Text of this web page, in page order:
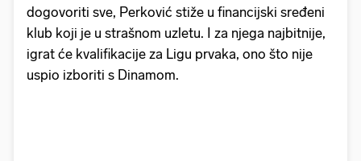
dogovoriti sve, Perković stiže u financijski sređeni
klub koji je u strašnom uzletu. I za njega najbitnije,
igrat će kvalifikacije za Ligu prvaka, ono što nije
uspio izboriti s Dinamom.